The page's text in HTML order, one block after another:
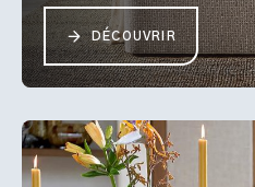
DÉCOUVRIR